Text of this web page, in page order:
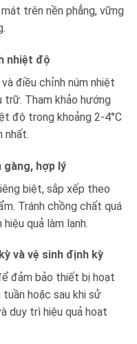
trên nền phẳng, vững
nhiệt độ
điều chỉnh núm nhiệt
Tham khảo hướng
độ trong khoảng 2-4°C
nhất.
gàng, hợp lý
biệt, sắp xếp theo
Tránh chồng chất quá
quả làm lạnh.
và vệ sinh định kỳ
đảm bảo thiết bị hoạt
hoặc sau khi sử
duy trì hiệu quả hoạt